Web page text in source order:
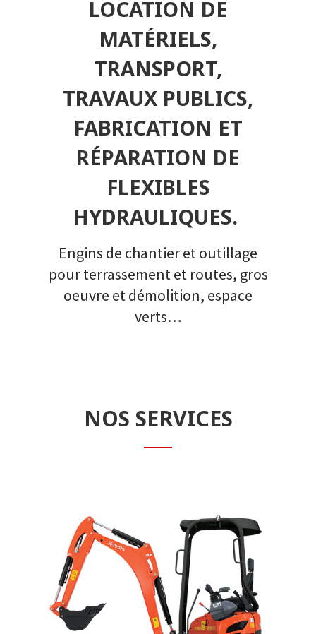
LOCATION DE
MATÉRIELS,
TRANSPORT,
TRAVAUX PUBLICS,
FABRICATION ET
RÉPARATION DE
FLEXIBLES
HYDRAULIQUES.
Engins de chantier et outillage
pour terrassement et routes, gros
oeuvre et démolition, espace
verts…
NOS SERVICES